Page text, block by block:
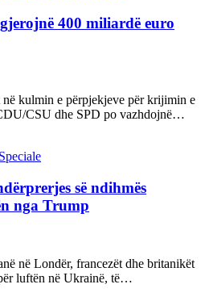
400 miliardë euro
kulmin e përpjekjeve për krijimin e
CSU dhe SPD po vazhdojnë…
Speciale
së ndihmës
nga Trump
në Londër, francezët dhe britanikët
luftën në Ukrainë, të…